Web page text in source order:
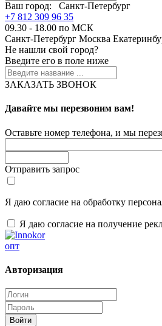
Ваш город:
Санкт-Петербург
+7 812 309 96 35
09.30 - 18.00 по МСК
Санкт-Петербург Москва
Не нашли свой город?
Введите его в поле ниже
ЗАКАЗАТЬ ЗВОНОК
Давайте мы перезвоним вам!
Оставьте номер телефона, и мы
Отправить запрос
Я даю согласие на обработку
Я даю согласие на получение
опт
Авторизация